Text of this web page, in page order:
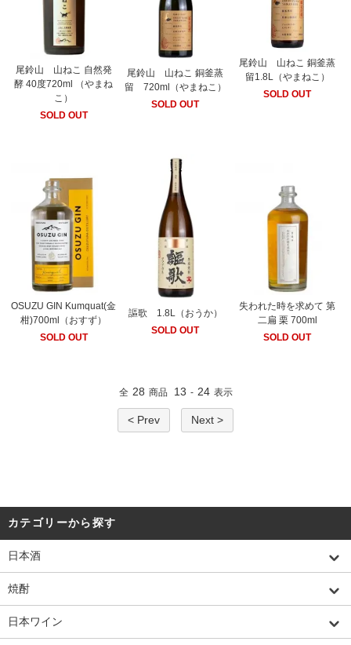
尾鈴山 山ねこ 自然発
酵 40度720ml （やまね
こ）
SOLD OUT
尾鈴山 山ねこ 銅釜蒸
留 720ml（やまねこ）
SOLD OUT
尾鈴山 山ねこ 銅釜蒸
留1.8L（やまねこ）
SOLD OUT
OSUZU GIN Kumquat(金
柑)700ml（おすず）
SOLD OUT
謳歌 1.8L（おうか）
SOLD OUT
失われた時を求めて 第
二扁 栗 700ml
SOLD OUT
全 28 商品 13 - 24 表示
< Prev Next >
カテゴリーから探す
日本酒
焼酎
日本ワイン